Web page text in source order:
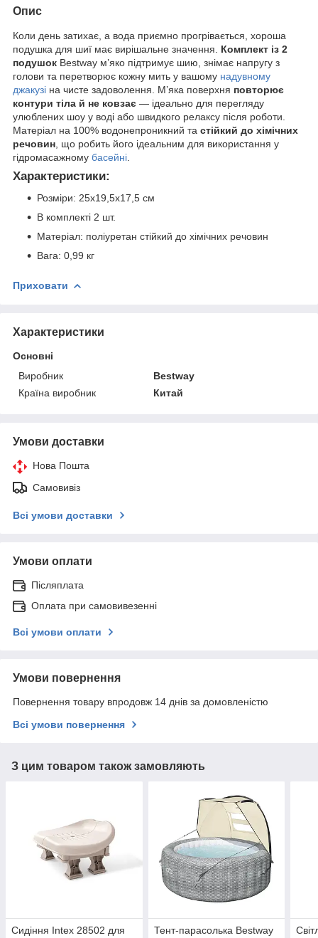
Опис
Коли день затихає, а вода приємно прогрівається, хороша
подушка для шиї має вирішальне значення. Комплект із 2
подушок Bestway м’яко підтримує шию, знімає напругу з
голови та перетворює кожну мить у вашому надувному
джакузі на чисте задоволення. М’яка поверхня повторює
контури тіла й не ковзає — ідеально для перегляду
улюблених шоу у воді або швидкого релаксу після роботи.
Матеріал на 100% водонепроникний та стійкий до хімічних
речовин , що робить його ідеальним для використання у
гідромасажному басейні
Характеристики:
Розміри: 25x19,5x17,5 см
В комплекті 2 шт.
Матеріал: поліуретан стійкий до хімічних речовин
Вага: 0,99 кг
Приховати
Характеристики
Основні
Виробник
Bestway
Країна виробник
Китай
Умови доставки
Нова Пошта
Самовивіз
Всі умови доставки
Умови оплати
Післяплата
Оплата при самовивезенні
Всі умови оплати
Умови повернення
Повернення товару впродовж 14 днів за домовленістю
Всі умови повернення
З цим товаром також замовляють
Сидіння Intex 28502 для
Тент-парасолька Bestway